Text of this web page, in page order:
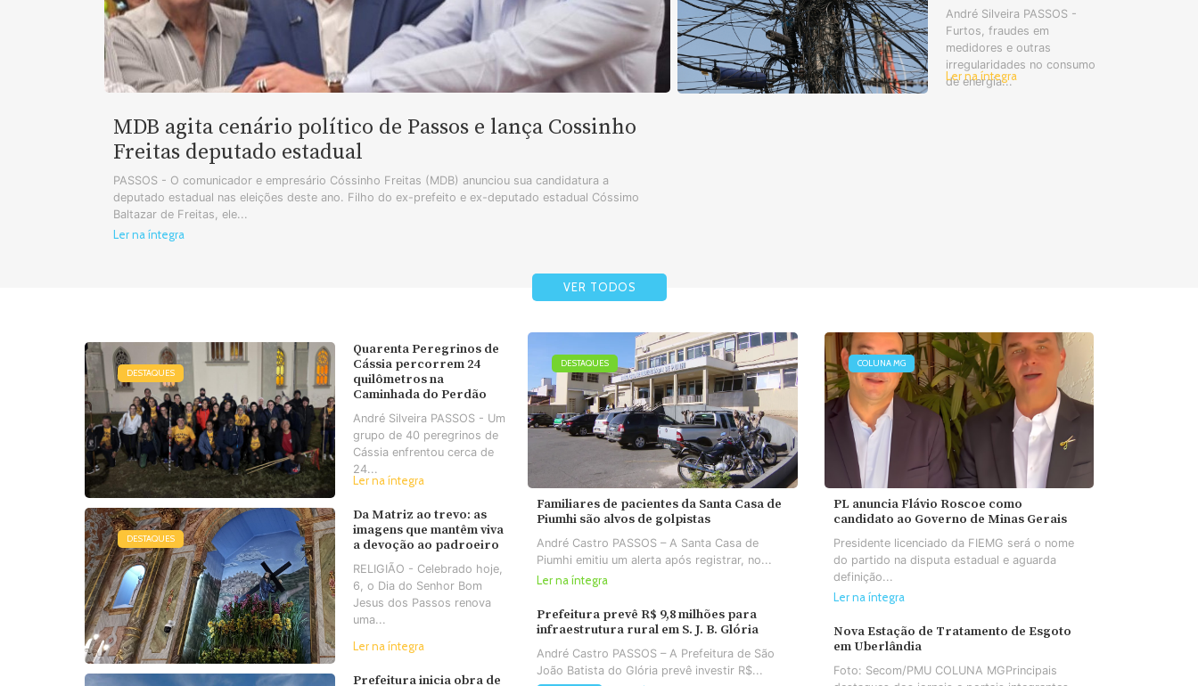
MDB agita cenário político de Passos e lança Cossinho
Freitas deputado estadual
PASSOS - O comunicador e empresário Cóssinho Freitas (MDB) anunciou sua candidatura a
deputado estadual nas eleições deste ano. Filho do ex-prefeito e ex-deputado estadual Cóssimo
Baltazar de Freitas, ele...
Ler na íntegra
André Silveira PASSOS -
Furtos, fraudes em
medidores e outras
irregularidades no consumo
de energia...
Ler na íntegra
VER TODOS
DESTAQUES
Quarenta Peregrinos de
Cássia percorrem 24
quilômetros na
Caminhada do Perdão
André Silveira PASSOS - Um
grupo de 40 peregrinos de
Cássia enfrentou cerca de
24...
Ler na íntegra
DESTAQUES
Da Matriz ao trevo: as
imagens que mantêm viva
a devoção ao padroeiro
RELIGIÃO - Celebrado hoje,
6, o Dia do Senhor Bom
Jesus dos Passos renova
uma...
Ler na íntegra
Prefeitura inicia obra de
DESTAQUES
Familiares de pacientes da Santa Casa de
Piumhi são alvos de golpistas
André Castro PASSOS – A Santa Casa de
Piumhi emitiu um alerta após registrar, no...
Ler na íntegra
Prefeitura prevê R$ 9,8 milhões para
infraestrutura rural em S. J. B. Glória
André Castro PASSOS – A Prefeitura de São
João Batista do Glória prevê investir R$...
COLUNA MG
PL anuncia Flávio Roscoe como
candidato ao Governo de Minas Gerais
Presidente licenciado da FIEMG será o nome
do partido na disputa estadual e aguarda
definição...
Ler na íntegra
Nova Estação de Tratamento de Esgoto
em Uberlândia
Foto: Secom/PMU COLUNA MGPrincipais